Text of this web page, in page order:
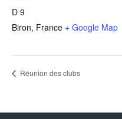
D 9
Biron, France + Google Map
Réunion des clubs